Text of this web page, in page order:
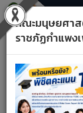
คณะมนุษยศาส
ราชภัฏกำแพง
Previous